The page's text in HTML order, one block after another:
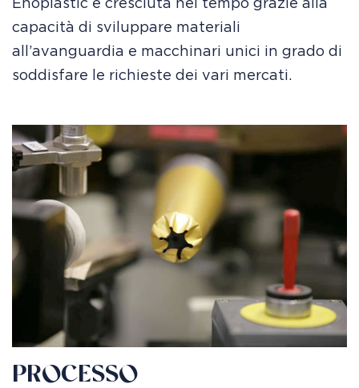
Enoplastic è cresciuta nel tempo grazie alla
capacità di sviluppare materiali
all’avanguardia e macchinari unici in grado di
soddisfare le richieste dei vari mercati.
PROCESSO